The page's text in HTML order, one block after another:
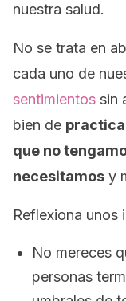
nuestra salud.
No se trata en
cada uno de
sentimientos sin
bien de
que no
necesitamos y
Reflexiona unos
No mereces
personas